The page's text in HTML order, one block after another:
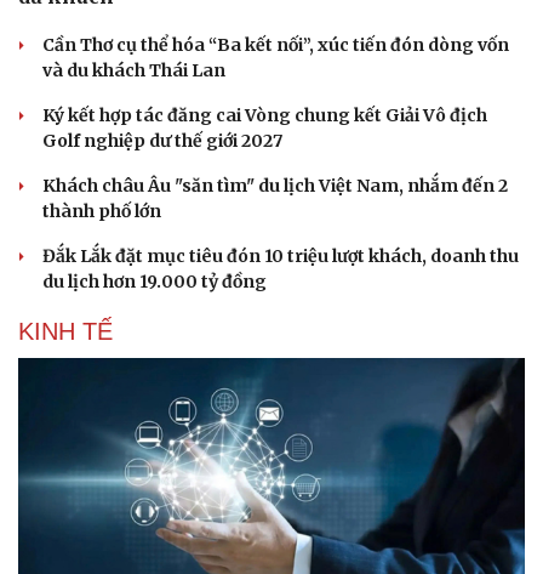
Văn hóa
Sân khấu - Điện ảnh
Âm nhạc
Di sản
Giải trí
Sao Việt
Cần Thơ cụ thể hóa “Ba kết nối”, xúc tiến đón dòng vốn
và du khách Thái Lan
Ký kết hợp tác đăng cai Vòng chung kết Giải Vô địch
Golf nghiệp dư thế giới 2027
Khách châu Âu "săn tìm" du lịch Việt Nam, nhắm đến 2
thành phố lớn
Đắk Lắk đặt mục tiêu đón 10 triệu lượt khách, doanh thu
du lịch hơn 19.000 tỷ đồng
KINH TẾ